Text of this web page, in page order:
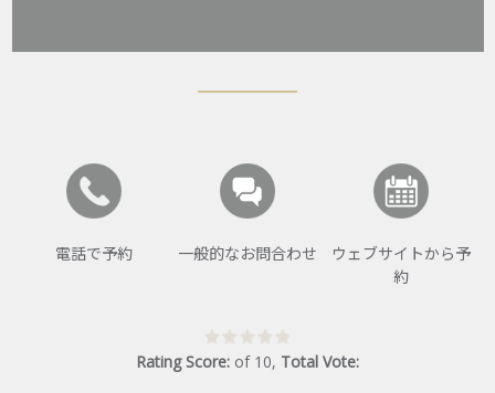
電話で予約 一般的なお問合わせ
ウェブサイトから予
約
Rating Score: of 10, Total Vote: